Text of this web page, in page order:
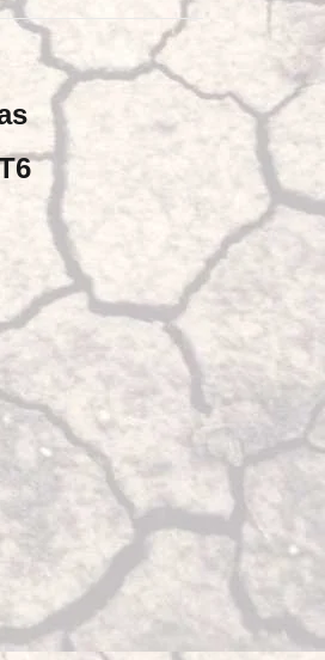
Suchergebnis
gelangen.
Benutzer
Touchgeräten
können
Touch-
verwenden.